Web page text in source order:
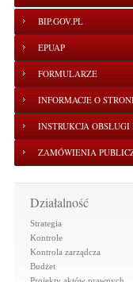
BIP.GOV.PL
EPUAP
FORMULARZE
INFORMACJE O
INSTRUKCJA OBSŁUGI
ZAMÓWIENIA
Działalność
Strategia
Kontrole
Kontrola zarządcza
Budżet